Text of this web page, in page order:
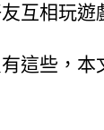
互相玩遊
這些，